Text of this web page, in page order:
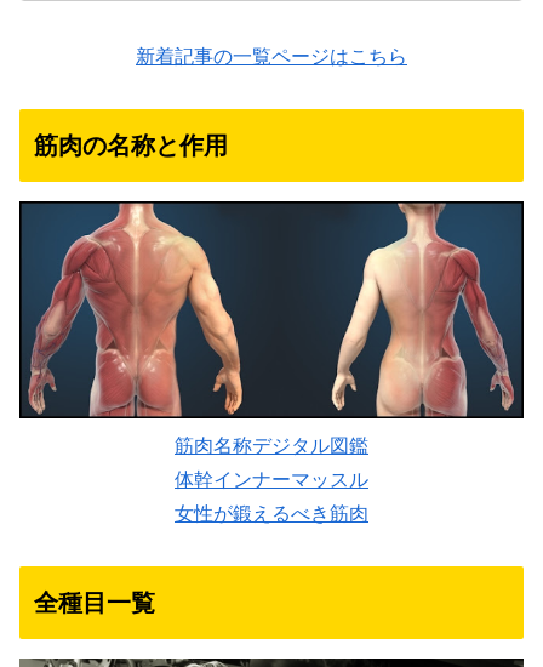
新着記事の一覧ページはこちら
筋肉の名称と作用
筋肉名称デジタル図鑑
体幹インナーマッスル
女性が鍛えるべき筋肉
全種目一覧